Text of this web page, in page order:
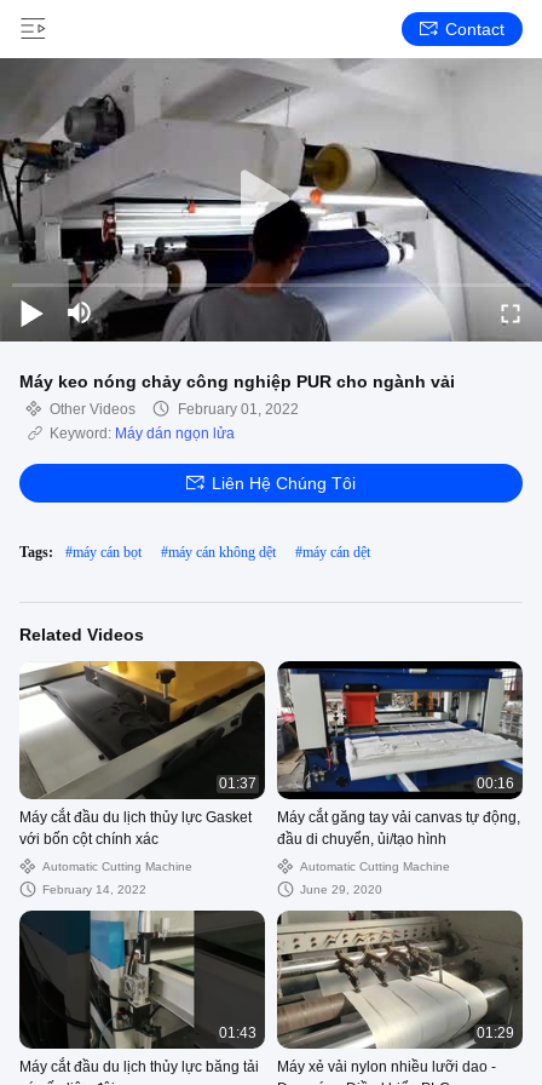
Contact
Máy keo nóng chảy công nghiệp PUR cho ngành vải
Other Videos
February 01, 2022
Keyword: Máy dán ngọn lửa
Liên Hệ Chúng Tôi
Tags: #máy cán bọt #máy cán không dệt #máy cán dệt
Related Videos
01:37
Máy cắt đầu du lịch thủy lực Gasket
với bốn cột chính xác
Automatic Cutting Machine
February 14, 2022
00:16
Máy cắt găng tay vải canvas tự động,
đầu di chuyển, ủi/tạo hình
Automatic Cutting Machine
June 29, 2020
01:43
Máy cắt đầu du lịch thủy lực băng tải
01:29
Máy xẻ vải nylon nhiều lưỡi dao -